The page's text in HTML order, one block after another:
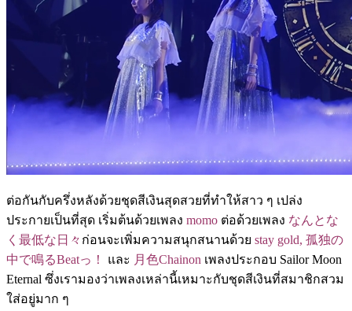
ต่อกันกับครึ่งหลังด้วยชุดสีเงินสุดสวยที่ทำให้สาว ๆ เปล่ง
ประกายเป็นที่สุด เริ่มต้นด้วยเพลง momo ต่อด้วยเพลง なんとな
く最低な日々 ก่อนจะเพิ่มความสนุกสนานด้วย stay gold, 孤独の
中で鳴るBeatっ！
และ 月色Chainon เพลงประกอบ Sailor Moon
Eternal ซึ่งเรามองว่าเพลงเหล่านี้เหมาะกับชุดสีเงินที่สมาชิกสวม
ใส่อยู่มาก ๆ